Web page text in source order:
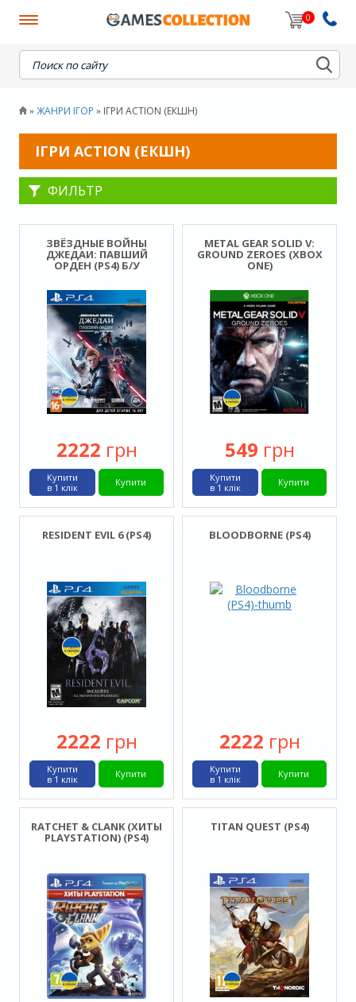
0
When autocomplete results are available use up and
» ЖАНРИ ІГОР » ІГРИ ACTION (ЕКШН)
ІГРИ ACTION (ЕКШН)
ФИЛЬТР
ЗВЁЗДНЫЕ ВОЙНЫ
ДЖЕДАИ: ПАВШИЙ
ОРДЕН (PS4) Б/У
2222 грн
Купити
Купити
в 1 клік
METAL GEAR SOLID V:
GROUND ZEROES (XBOX
ONE)
549 грн
Купити
Купити
в 1 клік
RESIDENT EVIL 6 (PS4)
2222 грн
Купити
Купити
в 1 клік
BLOODBORNE (PS4)
2222 грн
Купити
Купити
в 1 клік
RATCHET & CLANK (ХИТЫ
PLAYSTATION) (PS4)
TITAN QUEST (PS4)